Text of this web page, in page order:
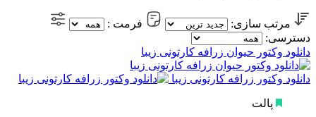
مرتب سازی:
فرمت :
دسترسی:
دانلود وکتور حیوان زرافه کارتونی زیبا
دانلود وکتور زرافه کارتونی زیبا
پالت